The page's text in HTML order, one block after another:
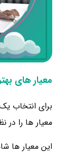
معیار های
برای انتخاب
معیار ها را در
این معیار ها